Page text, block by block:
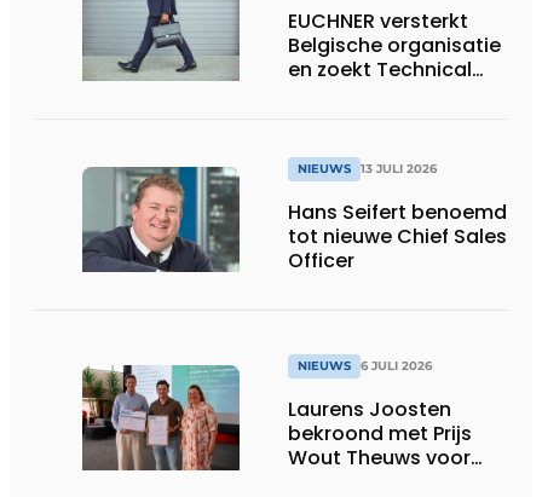
EUCHNER versterkt
Belgische organisatie
en zoekt Technical
NIEUWS 13 JULI 2026
Hans Seifert benoemd
tot nieuwe Chief Sales
Officer
NIEUWS 6 JULI 2026
Laurens Joosten
bekroond met Prijs
Wout Theuws voor